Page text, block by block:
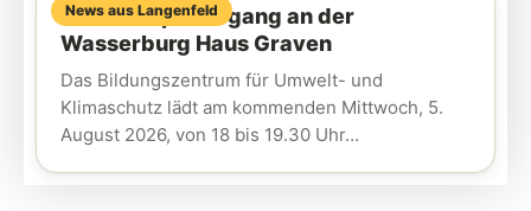
News aus Langenfeld
Offener Spaziergang an der
Wasserburg Haus Graven
Das Bildungszentrum für Umwelt- und
Klimaschutz lädt am kommenden Mittwoch, 5.
August 2026, von 18 bis 19.30 Uhr…